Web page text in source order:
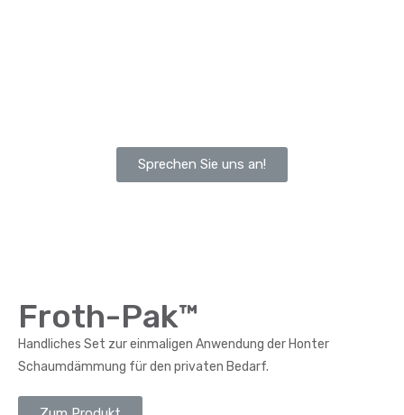
Sprechen Sie uns an!
Froth-Pak™
Handliches Set zur einmaligen Anwendung der Honter
Schaumdämmung für den privaten Bedarf.